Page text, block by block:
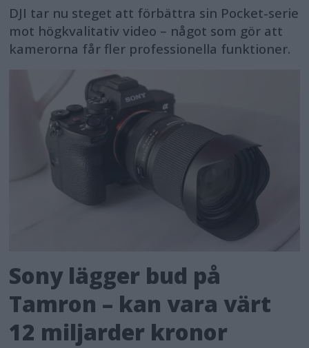
DJI tar nu steget att förbättra sin Pocket-serie
mot högkvalitativ video – något som gör att
kamerorna får fler professionella funktioner.
Sony lägger bud på
Tamron – kan vara värt
12 miljarder kronor